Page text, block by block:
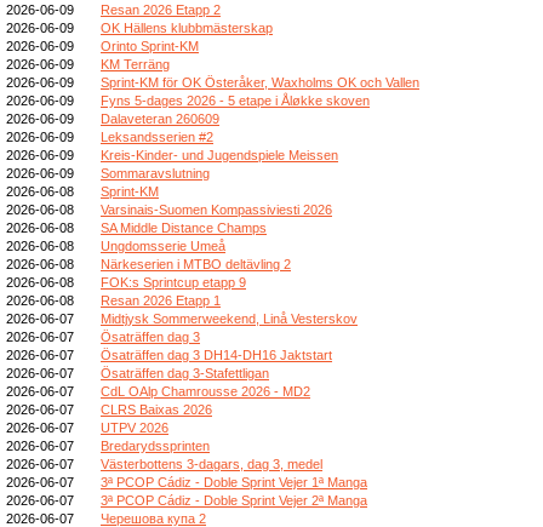
2026-06-09
Resan 2026 Etapp 2
2026-06-09
OK Hällens klubbmästerskap
2026-06-09
Orinto Sprint-KM
2026-06-09
KM Terräng
2026-06-09
Sprint-KM för OK Österåker, Waxholms OK och Vallen
2026-06-09
Fyns 5-dages 2026 - 5 etape i Åløkke skoven
2026-06-09
Dalaveteran 260609
2026-06-09
Leksandsserien #2
2026-06-09
Kreis-Kinder- und Jugendspiele Meissen
2026-06-09
Sommaravslutning
2026-06-08
Sprint-KM
2026-06-08
Varsinais-Suomen Kompassiviesti 2026
2026-06-08
SA Middle Distance Champs
2026-06-08
Ungdomsserie Umeå
2026-06-08
Närkeserien i MTBO deltävling 2
2026-06-08
FOK:s Sprintcup etapp 9
2026-06-08
Resan 2026 Etapp 1
2026-06-07
Midtjysk Sommerweekend, Linå Vesterskov
2026-06-07
Ösaträffen dag 3
2026-06-07
Ösaträffen dag 3 DH14-DH16 Jaktstart
2026-06-07
Ösaträffen dag 3-Stafettligan
2026-06-07
CdL OAlp Chamrousse 2026 - MD2
2026-06-07
CLRS Baixas 2026
2026-06-07
UTPV 2026
2026-06-07
Bredarydssprinten
2026-06-07
Västerbottens 3-dagars, dag 3, medel
2026-06-07
3ª PCOP Cádiz - Doble Sprint Vejer 1ª Manga
2026-06-07
3ª PCOP Cádiz - Doble Sprint Vejer 2ª Manga
2026-06-07
Черешова купа 2